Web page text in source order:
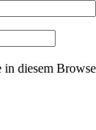
diesem